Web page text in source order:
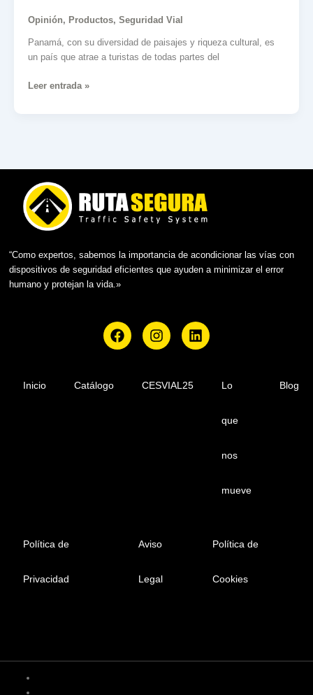
Opinión, Productos, Seguridad Vial
Panamá, con su diversidad de paisajes y riqueza cultural, es
un país que atrae a turistas de todas partes del
Leer entrada »
“Como expertos, sabemos la importancia de acondicionar las vías con
dispositivos de seguridad eficientes que ayuden a minimizar el error
humano y protejan la vida.»
F
a
I
n
a
L
i
Inicio Catálogo CESVIAL25 Lo
que
nos
mueve
Blog
Política de
Privacidad
Aviso
Legal
Política de
Cookies